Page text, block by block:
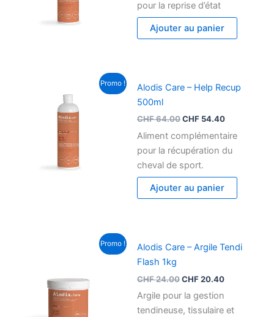
pour la reprise d’état
Ajouter au panier
Promo !
Alodis Care – Help Recup
500ml
CHF64.00
prix
CHF 64.00.
CHF 54.40
prix
CHF 54.40.
Aliment complémentaire
pour la récupération du
cheval de sport.
Ajouter au panier
Promo !
Alodis Care – Argile Tendi
Flash 1kg
CHF24.00
prix
CHF 24.00.
CHF20.40
prix
CHF 20.40.
Argile pour la gestion
tendineuse, tissulaire et